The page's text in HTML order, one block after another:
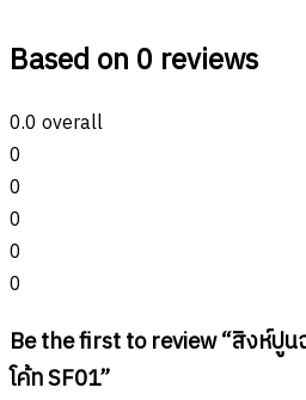
Based on 0 reviews
0.0 overall
0
0
0
0
0
Be the first to review “สิงห์ปูน
โค้ท SF01”